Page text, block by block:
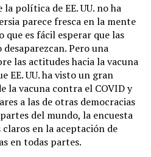
política de EE. UU. no ha
parece fresca en la mente
es fácil esperar que las
desaparezcan. Pero una
las actitudes hacia la vacuna
EE. UU. ha visto un gran
la vacuna contra el COVID y
a las de otras democracias
del mundo, la encuesta
en la aceptación de
en todas partes.